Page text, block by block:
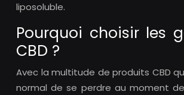
liposoluble.
Pourquoi choisir les
CBD ?
Avec la multitude de produits CBD
normal de se perdre au moment